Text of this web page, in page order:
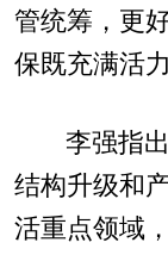
管统筹，更
保既充满活
李强指
结构升级和
活重点领域